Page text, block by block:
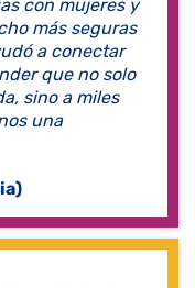
con mujeres y
más seguras
a conectar
que no solo
sino a miles
una